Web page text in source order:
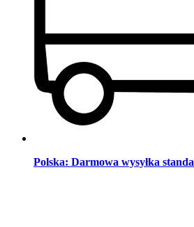
Polska: Darmowa wysyłka